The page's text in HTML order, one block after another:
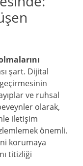
şart. Dijital
ve ruhsal
olarak,
iletişim
önemli.
korumaya
titizliği